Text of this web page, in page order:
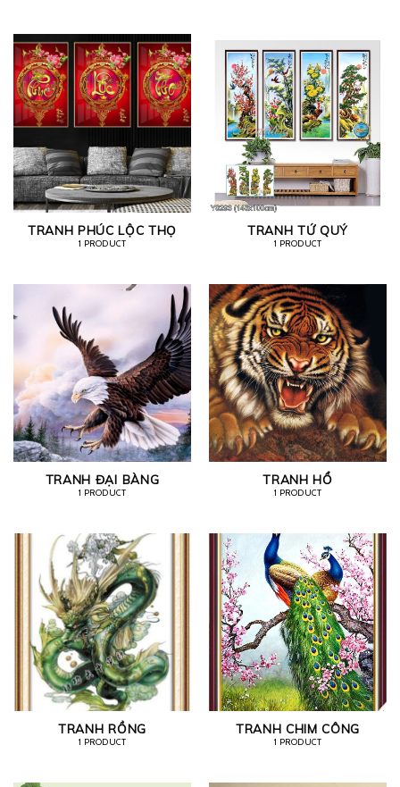
TRANH PHÚC LỘC THỌ
1 PRODUCT
TRANH TỨ QUÝ
1 PRODUCT
TRANH ĐẠI BÀNG
1 PRODUCT
TRANH HỔ
1 PRODUCT
TRANH RỒNG
1 PRODUCT
TRANH CHIM CÔNG
1 PRODUCT